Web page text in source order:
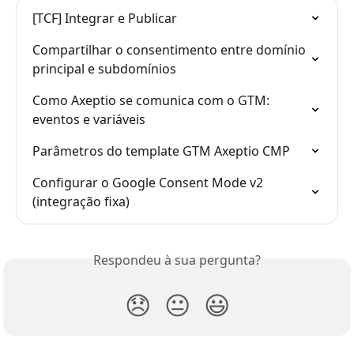
[TCF] Integrar e Publicar
Compartilhar o consentimento entre domínio
principal e subdomínios
Como Axeptio se comunica com o GTM:
eventos e variáveis
Parâmetros do template GTM Axeptio CMP
Configurar o Google Consent Mode v2
(integração fixa)
Respondeu à sua pergunta?
😞 😐 😃